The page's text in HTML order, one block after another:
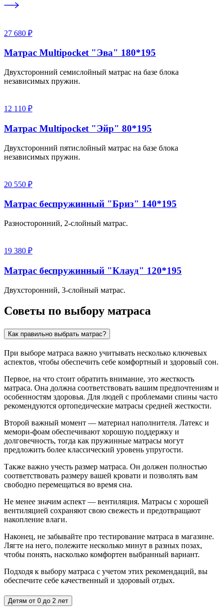
27 680 ₽
Матрас Multipocket "Эва" 180*195
Двухсторонний семислойный матрас на базе блока
независимых пружин.
12 110 ₽
Матрас Multipocket "Эйр" 80*195
Двухсторонний пятислойный матрас на базе блока
независимых пружин.
20 550 ₽
Матрас беспружинный "Бриз" 140*195
Разносторонний, 2-слойный матрас.
19 380 ₽
Матрас беспружинный "Клауд" 120*195
Двухсторонний, 3-слойный матрас.
Советы по выбору матраса
Как правильно выбрать матрас?
При выборе матраса важно учитывать несколько ключевых
аспектов, чтобы обеспечить себе комфортный и здоровый сон.
Первое, на что стоит обратить внимание, это жесткость
матраса. Она должна соответствовать вашим предпочтениям и
особенностям здоровья. Для людей с проблемами спины часто
рекомендуются ортопедические матрасы средней жесткости.
Второй важный момент — материал наполнителя. Латекс и
мемори-фоам обеспечивают хорошую поддержку и
долговечность, тогда как пружинные матрасы могут
предложить более классический уровень упругости.
Также важно учесть размер матраса. Он должен полностью
соответствовать размеру вашей кровати и позволять вам
свободно перемещаться во время сна.
Не менее значим аспект — вентиляция. Матрасы с хорошей
вентиляцией сохраняют свою свежесть и предотвращают
накопление влаги.
Наконец, не забывайте про тестирование матраса в магазине.
Лягте на него, полежите несколько минут в разных позах,
чтобы понять, насколько комфортен выбранный вариант.
Подходя к выбору матраса с учетом этих рекомендаций, вы
обеспечите себе качественный и здоровый отдых.
Детям от 0 до 2 лет